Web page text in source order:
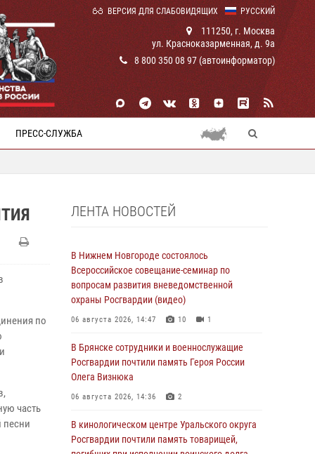
РУССКИЙ
ВЕРСИЯ ДЛЯ СЛАБОВИДЯЩИХ
111250, г. Москва
ул. Красноказарменная, д. 9а
8 800 350 08 97 (автоинформатор)
ПРЕСС-СЛУЖБА
по
часть
песни
ЛЕНТА НОВОСТЕЙ
В Нижнем Новгороде состоялось
Всероссийское совещание-семинар по
вопросам развития вневедомственной
охраны Росгвардии (видео)
06 августа 2026, 14:47 10 1
В Брянске сотрудники и военнослужащие
Росгвардии почтили память Героя России
Олега Визнюка
06 августа 2026, 14:36 2
В кинологическом центре Уральского округа
Росгвардии почтили память товарищей,